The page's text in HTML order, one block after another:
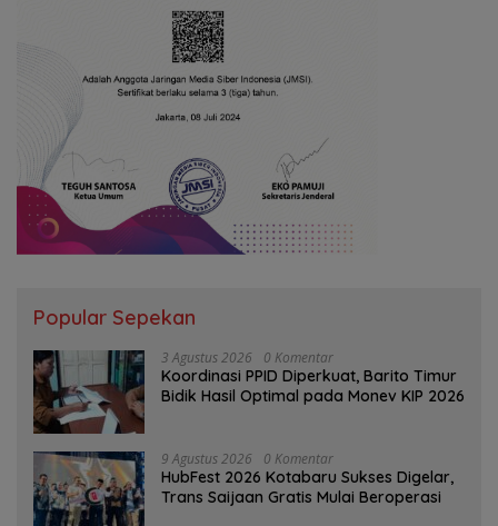
Popular Sepekan
3 Agustus 2026 0 Komentar
Koordinasi PPID Diperkuat, Barito Timur
Bidik Hasil Optimal pada Monev KIP 2026
9 Agustus 2026 0 Komentar
HubFest 2026 Kotabaru Sukses Digelar,
Trans Saijaan Gratis Mulai Beroperasi